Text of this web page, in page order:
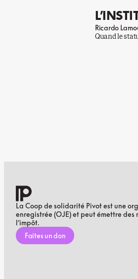
Ricardo
Quand le
La Coop de solidarité Pivot est une
enregistrée (OJE) et peut émettre des
l’impôt.
Faites un don